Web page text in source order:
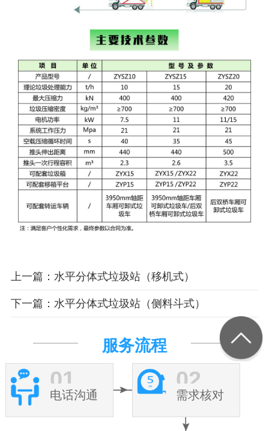
上一篇：水平分体式垃圾站（移机式）
下一篇：水平分体式垃圾站（侧料斗式）
服务流程
01
电话沟通
02
需求核对